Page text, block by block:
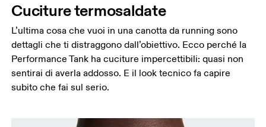
Cuciture termosaldate
L’ultima cosa che vuoi in una canotta da running sono
dettagli che ti distraggono dall’obiettivo. Ecco perché la
Performance Tank ha cuciture impercettibili: quasi non
sentirai di averla addosso. E il look tecnico fa capire
subito che fai sul serio.